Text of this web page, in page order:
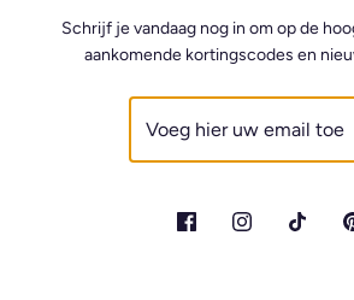
Schrijf je vandaag nog in om op de
aankomende kortingscodes en